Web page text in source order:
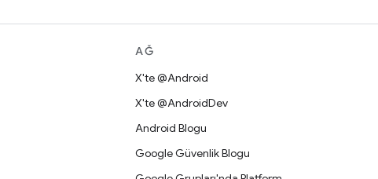
AĞ
X'te @Android
X'te @AndroidDev
Android Blogu
Google Güvenlik Blogu